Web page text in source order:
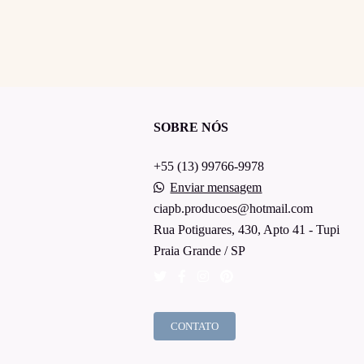
SOBRE NÓS
+55 (13) 99766-9978
Enviar mensagem
ciapb.producoes@hotmail.com
Rua Potiguares, 430, Apto 41 - Tupi
Praia Grande / SP
CONTATO